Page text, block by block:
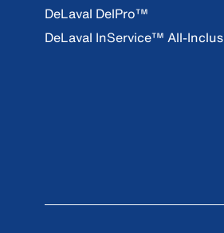
DeLaval DelPro™
DeLaval InService™ All-